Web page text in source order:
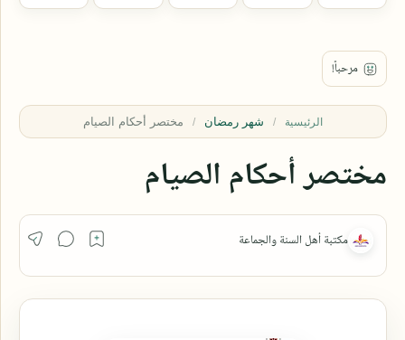
الرئيسية شهر رمضان
مختصر أحكام الصيام